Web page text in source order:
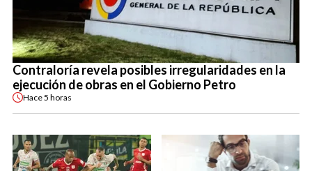
Contraloría revela posibles irregularidades en la
ejecución de obras en el Gobierno Petro
Hace5 horas